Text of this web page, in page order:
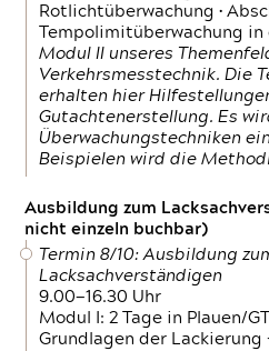
Rotlichtüberwachung •
Tempolimitüberwachung
Modul II unseres
Verkehrsmesstechnik. Die
erhalten hier
Gutachtenerstellung. Es
Überwachungstechniken
Beispielen wird die
Ausbildung zum
nicht einzeln buchbar)
Termin 8/10: Ausbildung
Lacksachverständigen
9.00—16.30 Uhr
Modul I: 2 Tage in Plauen/
Grundlagen der Lackierung